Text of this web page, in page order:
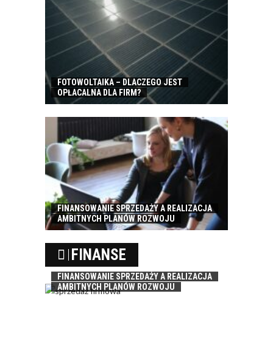
FOTOWOLTAIKA – DLACZEGO JEST
OPŁACALNA DLA FIRM?
FINANSOWANIE SPRZEDAŻY A REALIZACJA
AMBITNYCH PLANÓW ROZWOJU
FINANSE
FINANSOWANIE SPRZEDAŻY A REALIZACJA
AMBITNYCH PLANÓW ROZWOJU